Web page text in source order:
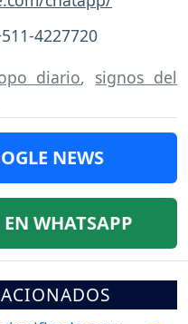
4227720
diario, signos del
NEWS
WHATSAPP